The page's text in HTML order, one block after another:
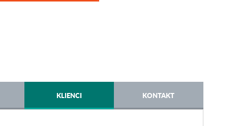
KLIENCI KONTAKT